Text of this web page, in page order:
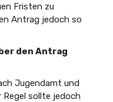
Fristen zu
Antrag jedoch so
den Antrag
Jugendamt und
Regel sollte jedoch